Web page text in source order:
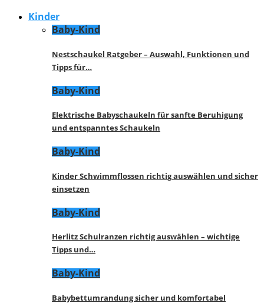
Kinder
Baby-Kind
Nestschaukel Ratgeber – Auswahl, Funktionen und
Tipps für…
Baby-Kind
Elektrische Babyschaukeln für sanfte Beruhigung
und entspanntes Schaukeln
Baby-Kind
Kinder Schwimmflossen richtig auswählen und sicher
einsetzen
Baby-Kind
Herlitz Schulranzen richtig auswählen – wichtige
Tipps und…
Baby-Kind
Babybettumrandung sicher und komfortabel